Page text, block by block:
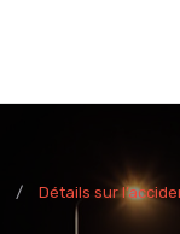
Détails sur